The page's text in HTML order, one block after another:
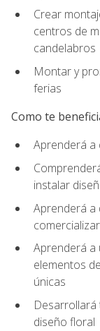
Crear
centros de
candelabros
Montar y
ferias
Como te
Aprenderá a
instalar
Aprenderá a
Aprenderá a
elementos
únicas
diseño floral